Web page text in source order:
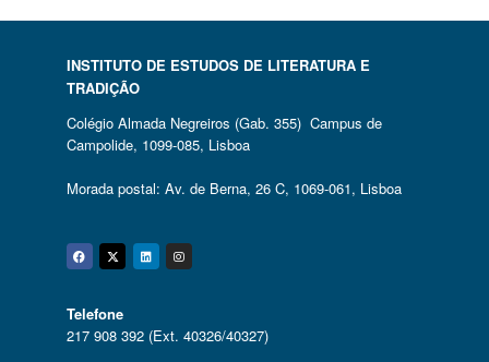
INSTITUTO DE ESTUDOS DE LITERATURA E
TRADIÇÃO
Colégio Almada Negreiros (Gab. 355) Campus de
Campolide, 1099-085, Lisboa
Morada postal: Av. de Berna, 26 C, 1069-061, Lisboa
Facebook
Twitter
Linkedin
Instagram
Telefone
217 908 392 (Ext. 40326/40327)